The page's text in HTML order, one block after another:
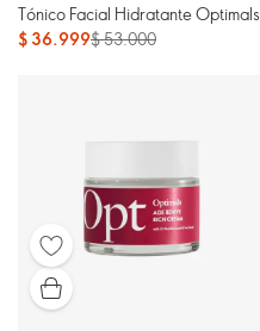
Tónico Facial Hidratante Optimals
$ 36.999$ 53.000